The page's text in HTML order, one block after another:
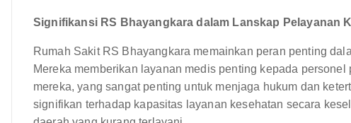
Signifikansi RS Bhayangkara dalam Lanskap Pelayanan
Rumah Sakit RS Bhayangkara memainkan peran penting
Mereka memberikan layanan medis penting kepada
mereka, yang sangat penting untuk menjaga hukum dan
signifikan terhadap kapasitas layanan kesehatan secara